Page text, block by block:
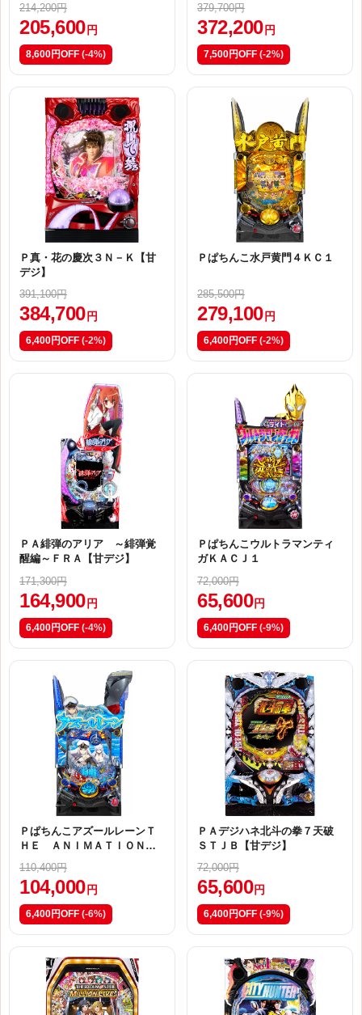
214,200円
205,600 円
8,600円OFF (-4%)
379,700円
372,200 円
7,500円OFF (-2%)
Ｐ真・花の慶次３Ｎ－Ｋ【甘
デジ】
391,100円
384,700 円
6,400円OFF (-2%)
Ｐぱちんこ水戸黄門４ＫＣ１
285,500円
279,100 円
6,400円OFF (-2%)
ＰＡ緋弾のアリア ～緋弾覚
醒編～ＦＲＡ【甘デジ】
171,300円
164,900 円
6,400円OFF (-4%)
Ｐぱちんこウルトラマンティ
ガＫＡＣＪ１
72,000円
65,600 円
6,400円OFF (-9%)
ＰぱちんこアズールレーンＴ
ＨＥ ＡＮＩＭＡＴＩＯＮ
110,400円
104,000 円
6,400円OFF (-6%)
ＰＡデジハネ北斗の拳７天破
ＳＴＪＢ【甘デジ】
72,000円
65,600 円
6,400円OFF (-9%)